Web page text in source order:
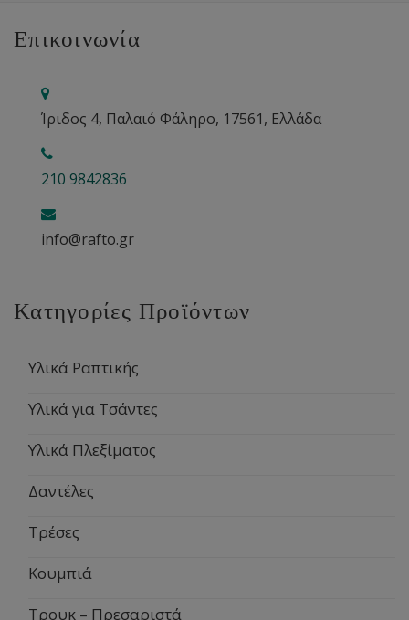
Επικοινωνία
Ίριδος 4, Παλαιό Φάληρο, 17561, Ελλάδα
210 9842836
info@rafto.gr
Κατηγορίες Προϊόντων
Υλικά Ραπτικής
Υλικά για Τσάντες
Υλικά Πλεξίματος
Δαντέλες
Τρέσες
Κουμπιά
Τρουκ – Πρεσαριστά